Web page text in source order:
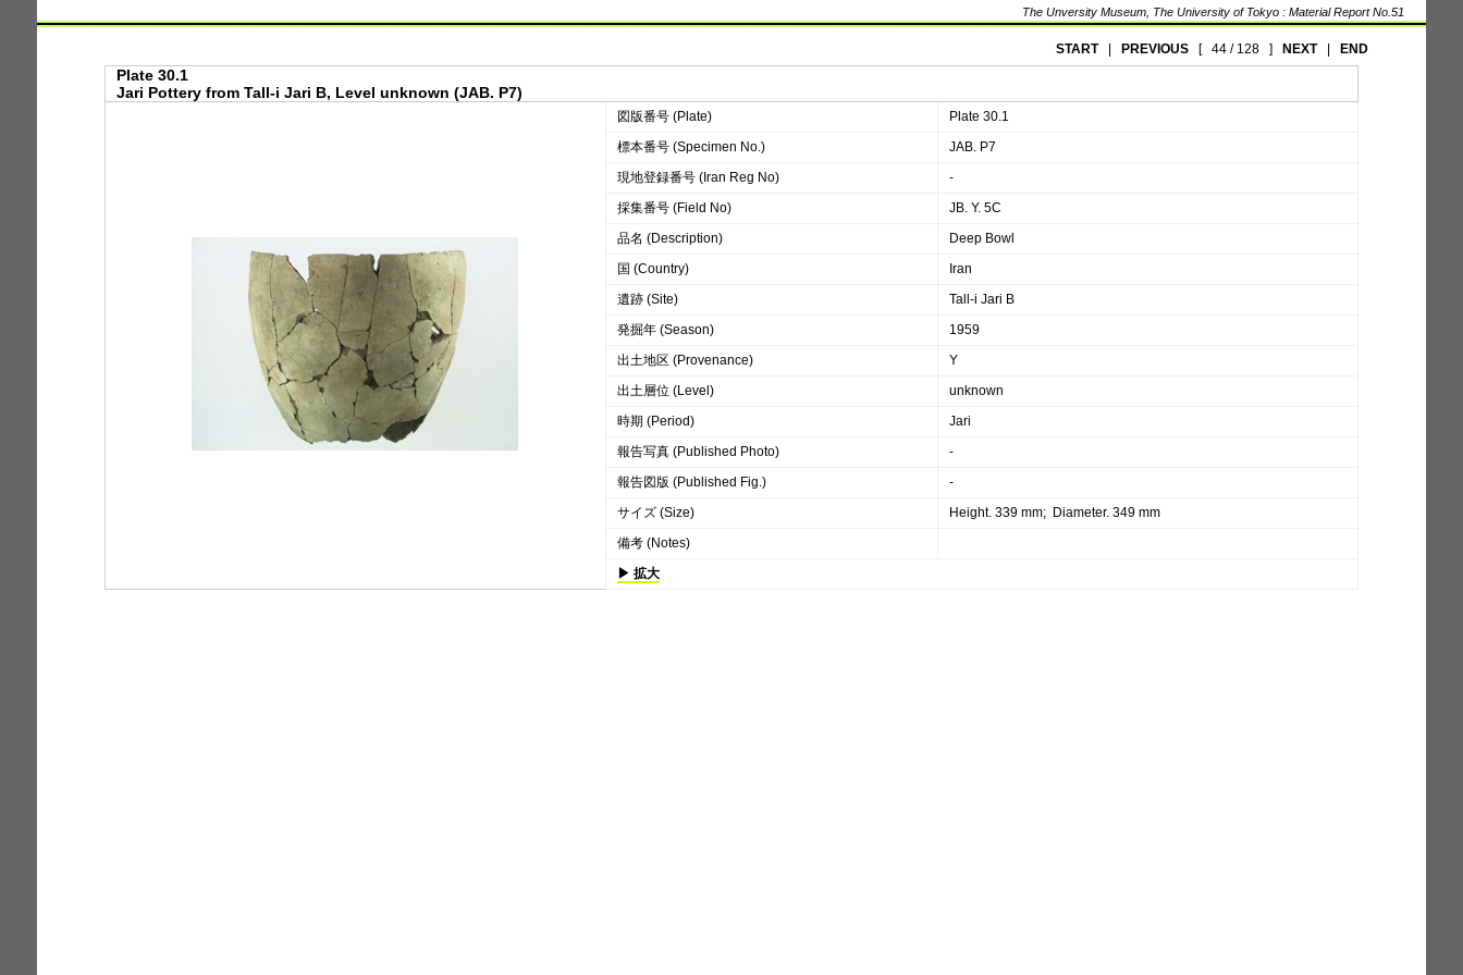
The Unversity Museum, The University of Tokyo : Material Report No.51
START| PREVIOUS[ 44 / 128] NEXT| END
Plate 30.1
Jari Pottery from Tall-i Jari B, Level unknown (JAB. P7)
図版番号 (Plate)
Plate 30.1
標本番号 (Specimen No.)
JAB. P7
現地登録番号 (Iran Reg No)
-
採集番号 (Field No)
JB. Y. 5C
品名 (Description)
Deep Bowl
国 (Country)
Iran
遺跡 (Site)
Tall-i Jari B
発掘年 (Season)
1959
出土地区 (Provenance)
Y
出土層位 (Level)
unknown
時期 (Period)
Jari
報告写真 (Published Photo)
-
報告図版 (Published Fig.)
-
サイズ (Size)
Height. 339 mm; Diameter. 349 mm
備考 (Notes)
▶ 拡大